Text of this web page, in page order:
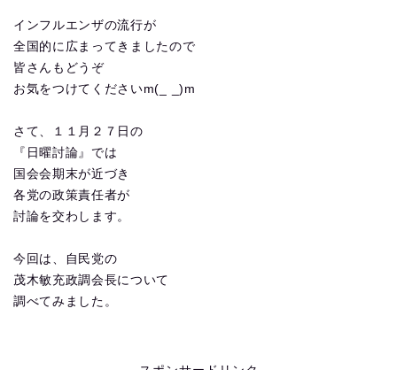
インフルエンザの流行が
全国的に広まってきましたので
皆さんもどうぞ
お気をつけてくださいm(_ _)m
さて、１１月２７日の
『日曜討論』では
国会会期末が近づき
各党の政策責任者が
討論を交わします。
今回は、自民党の
茂木敏充政調会長について
調べてみました。